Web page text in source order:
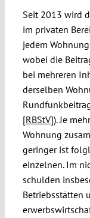
Seit 2013 wird
im privaten
jedem
wobei die
bei mehreren
derselben
[RBStV]). Je
Wohnung
geringer ist
einzelnen. Im
schulden
Betriebsstätten